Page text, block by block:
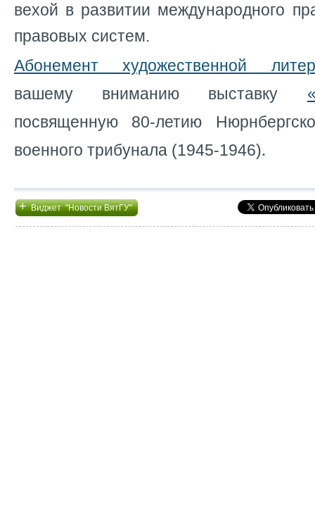
вехой в развитии международного
правовых систем.
Абонемент художественной
вашему вниманию выставку
посвященную 80-летию
военного трибунала (1945-1946).
+Виджет "Новости ВятГУ"